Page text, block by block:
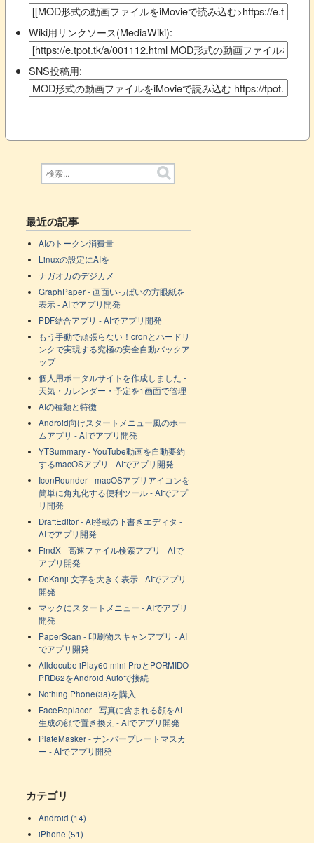
Wiki用リンクソース(MediaWiki):
SNS投稿用:
最近の記事
AIのトークン消費量
Linuxの設定にAIを
ナガオカのデジカメ
GraphPaper - 画面いっぱいの方眼紙を
表示 - AIでアプリ開発
PDF結合アプリ - AIでアプリ開発
もう手動で頑張らない！cronとハードリ
ンクで実現する究極の安全自動バックア
ップ
個人用ポータルサイトを作成しました -
天気・カレンダー・予定を1画面で管理
AIの種類と特徴
Android向けスタートメニュー風のホー
ムアプリ - AIでアプリ開発
YTSummary - YouTube動画を自動要約
するmacOSアプリ - AIでアプリ開発
IconRounder - macOSアプリアイコンを
簡単に角丸化する便利ツール - AIでアプ
リ開発
DraftEditor - AI搭載の下書きエディタ -
AIでアプリ開発
FindX - 高速ファイル検索アプリ - AIで
アプリ開発
DeKanji 文字を大きく表示 - AIでアプリ
開発
マックにスタートメニュー - AIでアプリ
開発
PaperScan - 印刷物スキャンアプリ - AI
でアプリ開発
Alldocube iPlay60 mini ProとPORMIDO
PRD62をAndroid Autoで接続
Nothing Phone(3a)を購入
FaceReplacer - 写真に含まれる顔をAI
生成の顔で置き換え - AIでアプリ開発
PlateMasker - ナンバープレートマスカ
ー - AIでアプリ開発
カテゴリ
Android (14)
iPhone (51)